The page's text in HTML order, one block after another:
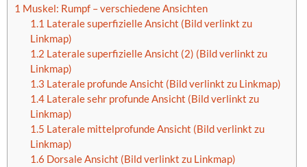
1 Muskel: Rumpf – verschiedene Ansichten
1.1 Laterale superfizielle Ansicht (Bild verlinkt zu
Linkmap)
1.2 Laterale superfizielle Ansicht (2) (Bild verlinkt zu
Linkmap)
1.3 Laterale profunde Ansicht (Bild verlinkt zu Linkmap)
1.4Laterale sehr profunde Ansicht (Bild verlinkt zu
Linkmap)
1.5 Laterale mittelprofunde Ansicht (Bild verlinkt zu
Linkmap)
1.6 Dorsale Ansicht (Bild verlinkt zu Linkmap)